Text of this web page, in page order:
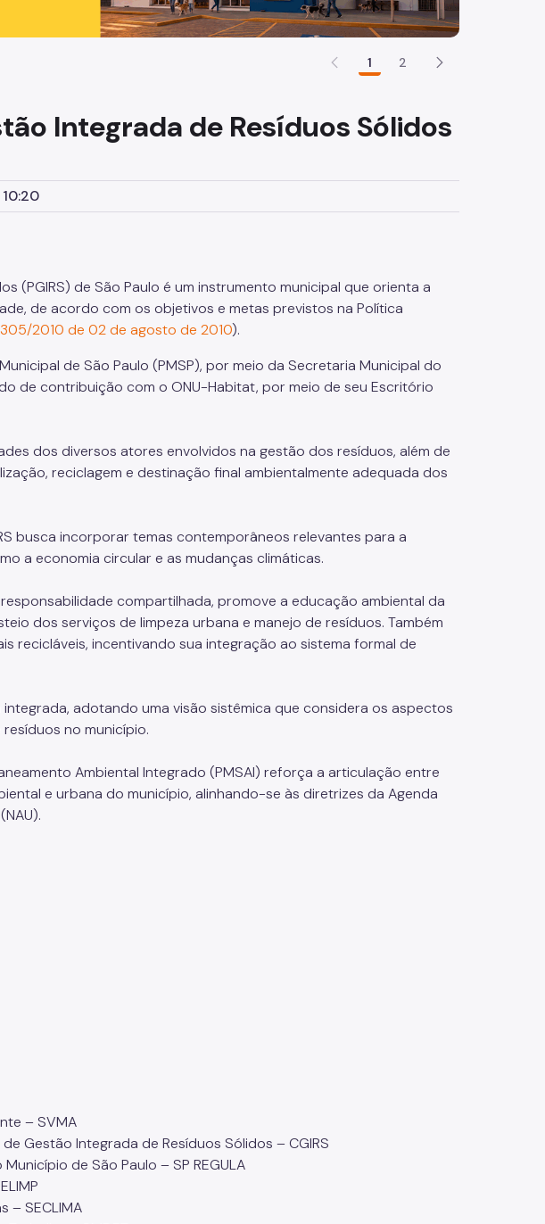
1 2
Integrada de Resíduos Sólidos
(PGIRS) de São Paulo é um instrumento municipal que orienta a
de acordo com os objetivos e metas previstos na Política
2010 de 02 de agosto de 2010).
de São Paulo (PMSP), por meio da Secretaria Municipal do
de contribuição com o ONU-Habitat, por meio de seu Escritório
dos diversos atores envolvidos na gestão dos resíduos, além de
reciclagem e destinação final ambientalmente adequada dos
busca incorporar temas contemporâneos relevantes para a
a economia circular e as mudanças climáticas.
compartilhada, promove a educação ambiental da
dos serviços de limpeza urbana e manejo de resíduos. Também
recicláveis, incentivando sua integração ao sistema formal de
adotando uma visão sistêmica que considera os aspectos
no município.
Ambiental Integrado (PMSAI) reforça a articulação entre
e urbana do município, alinhando-se às diretrizes da Agenda
– SVMA
Gestão Integrada de Resíduos Sólidos – CGIRS
de São Paulo – SP REGULA
– SECLIMA